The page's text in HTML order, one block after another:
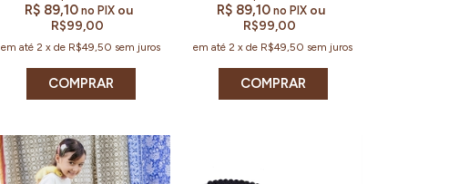
R$ 89,10 no PIX ou
R$99,00
em até2 xde R$49,50 sem juros
COMPRAR
R$ 89,10 no PIX ou
R$99,00
em até2 xde R$49,50 sem juros
COMPRAR